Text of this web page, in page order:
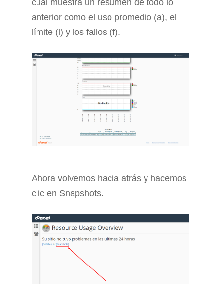
cual muestra un resumen de todo lo
anterior como el uso promedio (a), el
límite (l) y los fallos (f).
Ahora volvemos hacia atrás y hacemos
clic en Snapshots.